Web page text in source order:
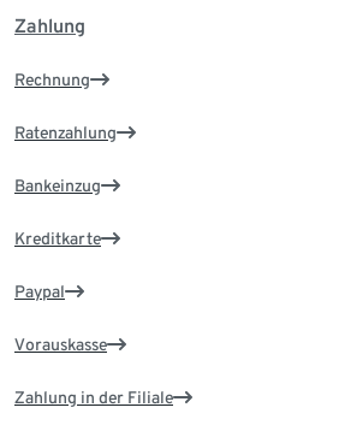
Zahlung
Rechnung
Ratenzahlung
Bankeinzug
Kreditkarte
Paypal
Vorauskasse
Zahlung in der Filiale